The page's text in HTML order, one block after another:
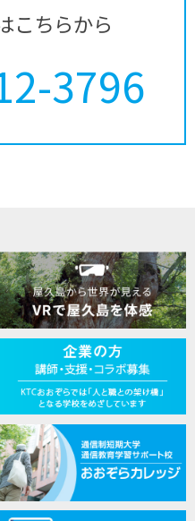
こちらから
3796